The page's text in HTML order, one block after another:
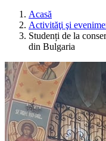
Acasă
Activităţi şi
Studenți de la
din Bulgaria